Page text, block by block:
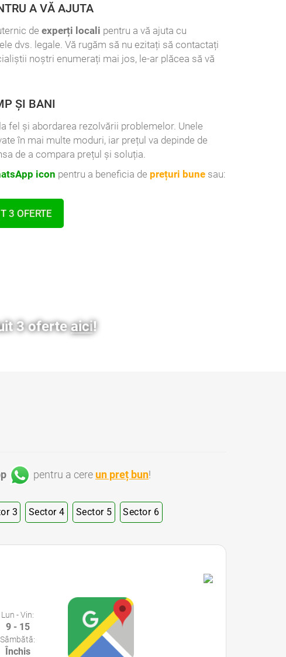
A VĂ AJUTA
de experți locali pentru a vă ajuta cu
dvs. legale. Vă rugăm să nu ezitați să contactați
noștri enumerați mai jos, le-ar plăcea să vă
ȘI BANI
fel și abordarea rezolvării problemelor. Unele
în mai multe moduri, iar prețul va depinde de
de a compara prețul și soluția.
icon pentru a beneficia de prețuri bune sau:
3 OFERTE
3 oferteaici!
pentru a cere un preț bun!
3 Sector 4 Sector 5 Sector 6
Lun - Vin:
9 - 15
Sâmbătă:
Închis